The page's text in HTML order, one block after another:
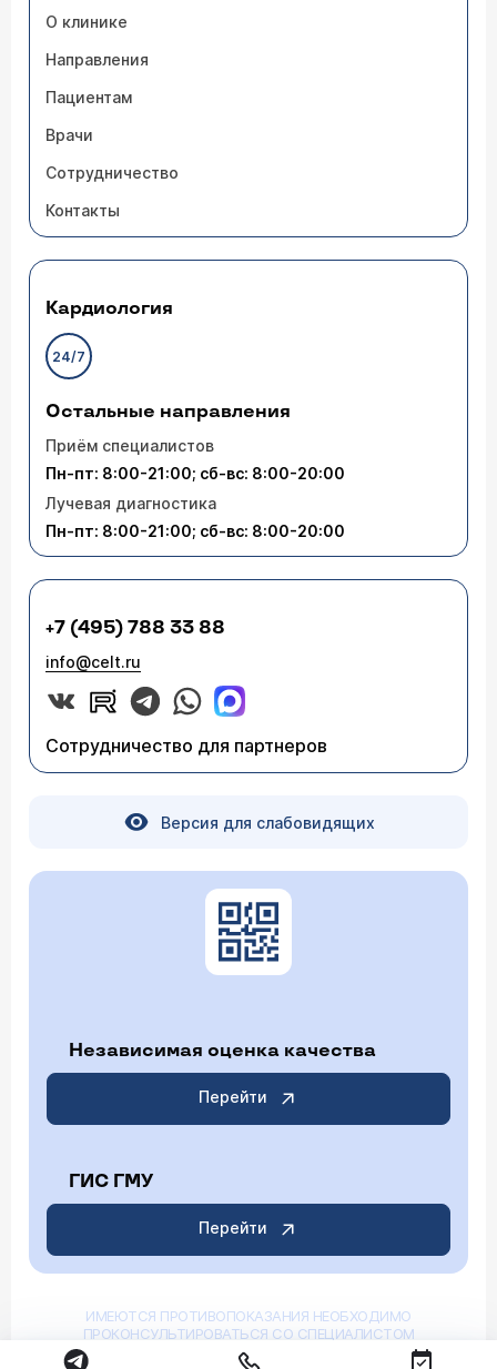
О клинике
Направления
Пациентам
Врачи
Сотрудничество
Контакты
Кардиология
24/7
Остальные направления
Приём специалистов
Пн-пт: 8:00-21:00; сб-вс: 8:00-20:00
Лучевая диагностика
Пн-пт: 8:00-21:00; сб-вс: 8:00-20:00
+7 (495) 788 33 88
info@celt.ru
Сотрудничество для партнеров
Версия для слабовидящих
Независимая оценка качества
Перейти
ГИС ГМУ
Перейти
ИМЕЮТСЯ ПРОТИВОПОКАЗАНИЯ НЕОБХОДИМО
ПРОКОНСУЛЬТИРОВАТЬСЯ СО СПЕЦИАЛИСТОМ